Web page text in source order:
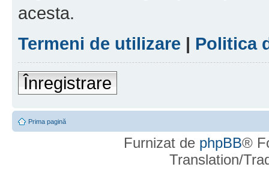
acesta.
Termeni de utilizare | Politica
Înregistrare
Prima pagină
Furnizat de phpBB®
Translation/